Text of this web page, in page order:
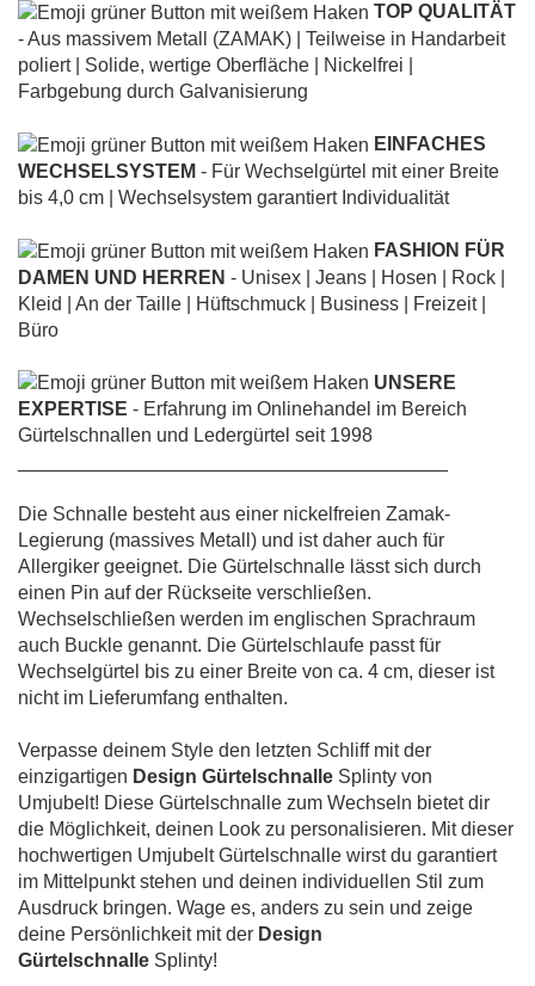
TOP QUALITÄT
- Aus massivem Metall (ZAMAK) | Teilweise in Handarbeit
poliert | Solide, wertige Oberfläche | Nickelfrei |
Farbgebung durch Galvanisierung
EINFACHES
WECHSELSYSTEM - Für Wechselgürtel mit einer Breite
bis 4,0 cm | Wechselsystem garantiert Individualität
FASHION FÜR
DAMEN UND HERREN - Unisex | Jeans | Hosen | Rock |
Kleid | An der Taille | Hüftschmuck | Business | Freizeit |
Büro
UNSERE
EXPERTISE - Erfahrung im Onlinehandel im Bereich
Gürtelschnallen und Ledergürtel seit 1998
Die Schnalle besteht aus einer nickelfreien Zamak-
Legierung (massives Metall) und ist daher auch für
Allergiker geeignet. Die Gürtelschnalle lässt sich durch
einen Pin auf der Rückseite verschließen.
Wechselschließen werden im englischen Sprachraum
auch Buckle genannt. Die Gürtelschlaufe passt für
Wechselgürtel bis zu einer Breite von ca. 4 cm, dieser ist
nicht im Lieferumfang enthalten.
Verpasse deinem Style den letzten Schliff mit der
einzigartigen Design Gürtelschnalle Splinty von
Umjubelt! Diese Gürtelschnalle zum Wechseln bietet dir
die Möglichkeit, deinen Look zu personalisieren. Mit dieser
hochwertigen Umjubelt Gürtelschnalle wirst du garantiert
im Mittelpunkt stehen und deinen individuellen Stil zum
Ausdruck bringen. Wage es, anders zu sein und zeige
deine Persönlichkeit mit der Design
Gürtelschnalle Splinty!